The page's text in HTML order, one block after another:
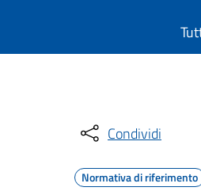
Condividi
Normativa di riferimento